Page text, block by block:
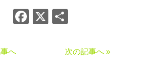
Facebook
X
へ 次の記事へ »